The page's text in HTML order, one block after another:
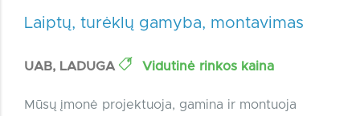
Laiptų, turėklų gamyba, montavimas
UAB, LADUGA Vidutinė rinkos kaina
Mūsų įmonė projektuoja, gamina ir montuoja